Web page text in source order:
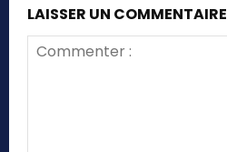
LAISSER UN COMMENTAIRE